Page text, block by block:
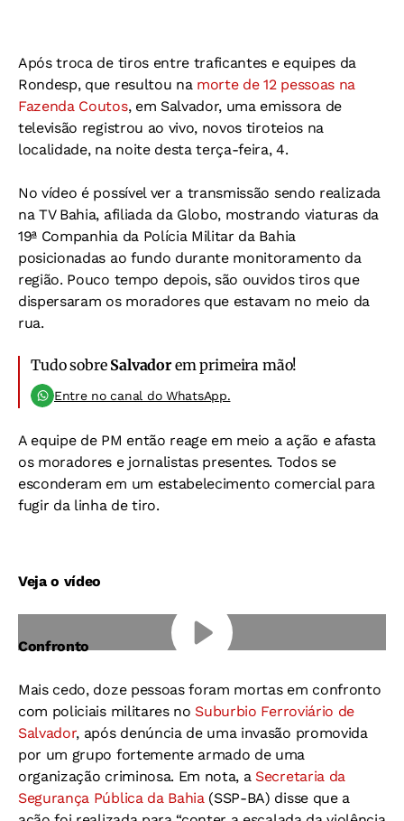
Após troca de tiros entre traficantes e equipes da
Rondesp, que resultou namorte de 12 pessoas na
Fazenda Coutos, em Salvador, uma emissora de
televisão registrou ao vivo, novos tiroteios na
localidade, na noite desta terça-feira, 4.
No vídeo é possível ver a transmissão sendo realizada
na TV Bahia, afiliada da Globo, mostrando viaturas da
19ª Companhia da Polícia Militar da Bahia
posicionadas ao fundo durante monitoramento da
região. Pouco tempo depois, são ouvidos tiros que
dispersaram os moradores que estavam no meio da
rua.
Tudo sobre Salvadorem primeira mão!
Entre no canal do WhatsApp.
A equipe de PM então reage em meio a ação e afasta
os moradores e jornalistas presentes. Todos se
esconderam em um estabelecimento comercial para
fugir da linha de tiro.
Veja o vídeo
Confronto
Mais cedo, doze pessoas foram mortas em confronto
com policiais militares no Suburbio Ferroviário de
Salvador, após denúncia de uma invasão promovida
por um grupo fortemente armado de uma
organização criminosa. Em nota, a Secretaria da
Segurança Pública da Bahia(SSP-BA) disse que a